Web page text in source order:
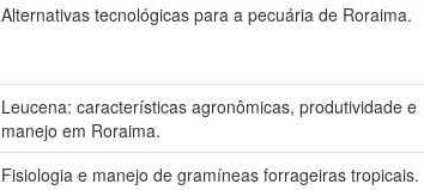
Alternativas tecnológicas para a pecuária de Roraima.
Leucena: características agronômicas, produtividade e
manejo em Roraima.
Fisiologia e manejo de gramíneas forrageiras tropicais.